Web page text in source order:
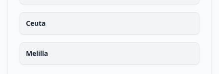
Ceuta
Melilla